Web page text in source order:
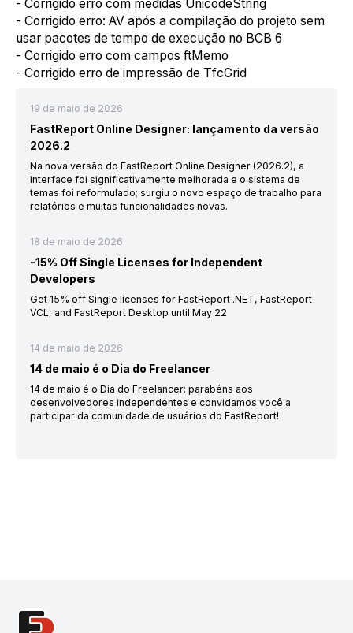
- Corrigido erro com medidas UnicodeString
- Corrigido erro: AV após a compilação do projeto sem
usar pacotes de tempo de execução no BCB 6
- Corrigido erro com campos ftMemo
- Corrigido erro de impressão de TfcGrid
19 de maio de 2026
FastReport Online Designer: lançamento da versão
2026.2
Na nova versão do FastReport Online Designer (2026.2), a
interface foi significativamente melhorada e o sistema de
temas foi reformulado; surgiu o novo espaço de trabalho para
relatórios e muitas funcionalidades novas.
18 de maio de 2026
-15% Off Single Licenses for Independent
Developers
Get 15% off Single licenses for FastReport .NET, FastReport
VCL, and FastReport Desktop until May 22
14 de maio de 2026
14 de maio é o Dia do Freelancer
14 de maio é o Dia do Freelancer: parabéns aos
desenvolvedores independentes e convidamos você a
participar da comunidade de usuários do FastReport!